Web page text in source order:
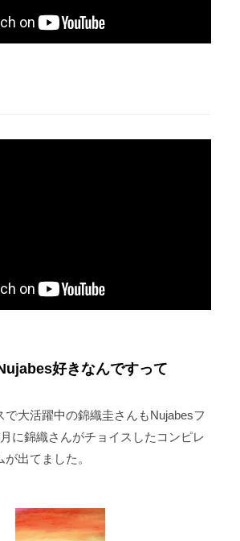
好きなんですって
で大活躍中の錦織圭さんもNujabesフ
に錦織さんがチョイスしたコンピレ
出てました。